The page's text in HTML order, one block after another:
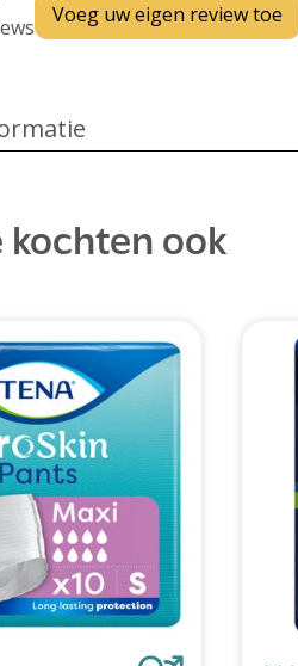
Voeg uw eigen review toe
kochten ook